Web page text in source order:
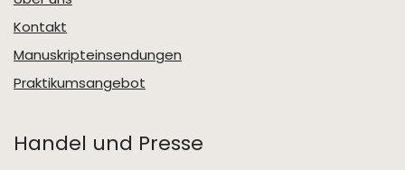
Kontakt
Manuskripteinsendungen
Praktikumsangebot
Handel und Presse